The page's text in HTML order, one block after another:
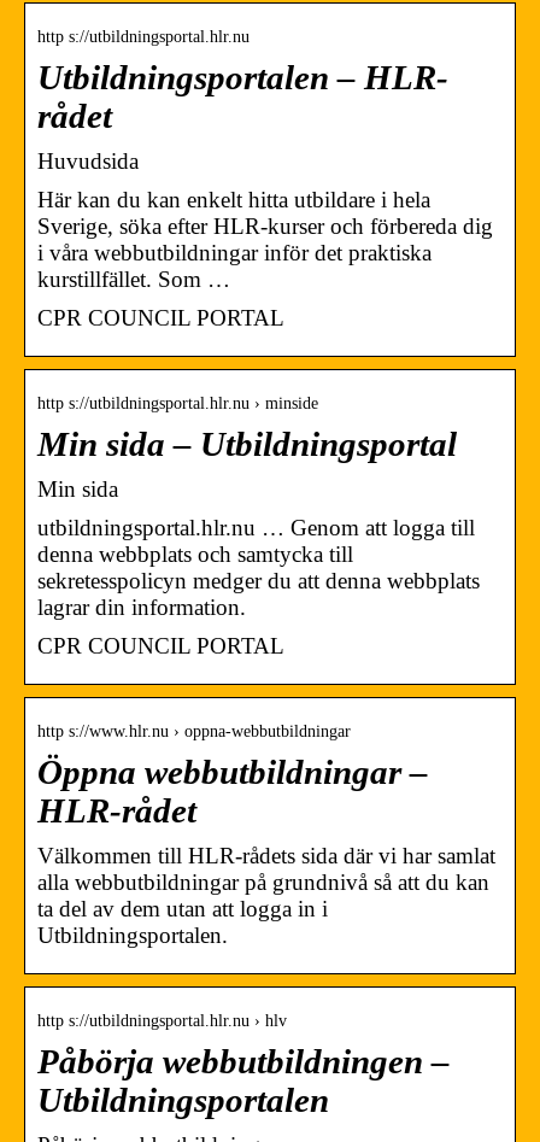
http s://utbildningsportal.hlr.nu
Utbildningsportalen – HLR-
rådet
Huvudsida
Här kan du kan enkelt hitta utbildare i hela
Sverige, söka efter HLR-kurser och förbereda dig
i våra webbutbildningar inför det praktiska
kurstillfället. Som …
CPR COUNCIL PORTAL
http s://utbildningsportal.hlr.nu › minside
Min sida – Utbildningsportal
Min sida
utbildningsportal.hlr.nu … Genom att logga till
denna webbplats och samtycka till
sekretesspolicyn medger du att denna webbplats
lagrar din information.
CPR COUNCIL PORTAL
http s://www.hlr.nu › oppna-webbutbildningar
Öppna webbutbildningar –
HLR-rådet
Välkommen till HLR-rådets sida där vi har samlat
alla webbutbildningar på grundnivå så att du kan
ta del av dem utan att logga in i
Utbildningsportalen.
http s://utbildningsportal.hlr.nu › hlv
Påbörja webbutbildningen –
Utbildningsportalen